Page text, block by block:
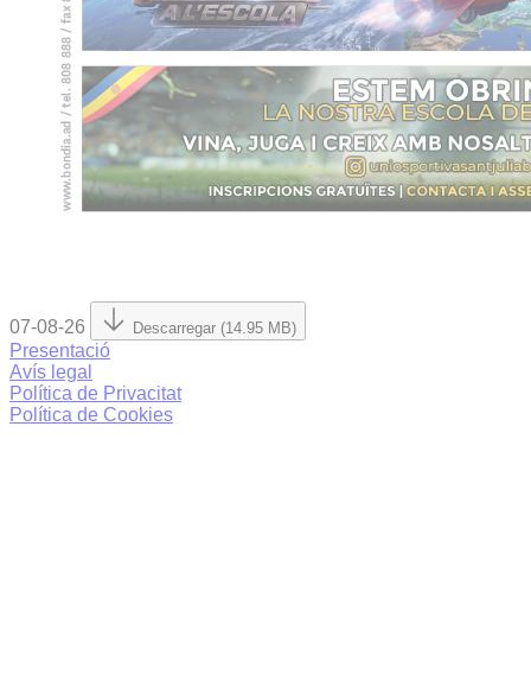
07-08-26 Descarregar (14.95 MB)
Presentació
Avís legal
Política de Privacitat
Política de Cookies